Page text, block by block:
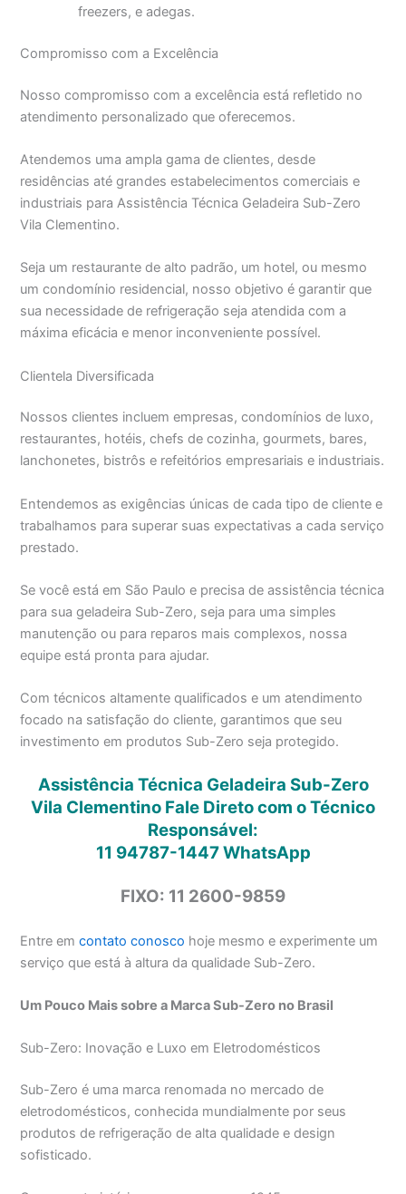
freezers, e adegas.
Compromisso com a Excelência
Nosso compromisso com a excelência está refletido no
atendimento personalizado que oferecemos.
Atendemos uma ampla gama de clientes, desde
residências até grandes estabelecimentos comerciais e
industriais para Assistência Técnica Geladeira Sub-Zero
Vila Clementino.
Seja um restaurante de alto padrão, um hotel, ou mesmo
um condomínio residencial, nosso objetivo é garantir que
sua necessidade de refrigeração seja atendida com a
máxima eficácia e menor inconveniente possível.
Clientela Diversificada
Nossos clientes incluem empresas, condomínios de luxo,
restaurantes, hotéis, chefs de cozinha, gourmets, bares,
lanchonetes, bistrôs e refeitórios empresariais e industriais.
Entendemos as exigências únicas de cada tipo de cliente e
trabalhamos para superar suas expectativas a cada serviço
prestado.
Se você está em São Paulo e precisa de assistência técnica
para sua geladeira Sub-Zero, seja para uma simples
manutenção ou para reparos mais complexos, nossa
equipe está pronta para ajudar.
Com técnicos altamente qualificados e um atendimento
focado na satisfação do cliente, garantimos que seu
investimento em produtos Sub-Zero seja protegido.
Assistência Técnica Geladeira Sub-Zero
Vila Clementino Fale Direto com o Técnico
Responsável:
11 94787-1447WhatsApp
FIXO: 11 2600-9859
Entre emcontato conosco hoje mesmo e experimente um
serviço que está à altura da qualidade Sub-Zero.
Um Pouco Mais sobre a Marca Sub-Zero no Brasil
Sub-Zero: Inovação e Luxo em Eletrodomésticos
Sub-Zero é uma marca renomada no mercado de
eletrodomésticos, conhecida mundialmente por seus
produtos de refrigeração de alta qualidade e design
sofisticado.